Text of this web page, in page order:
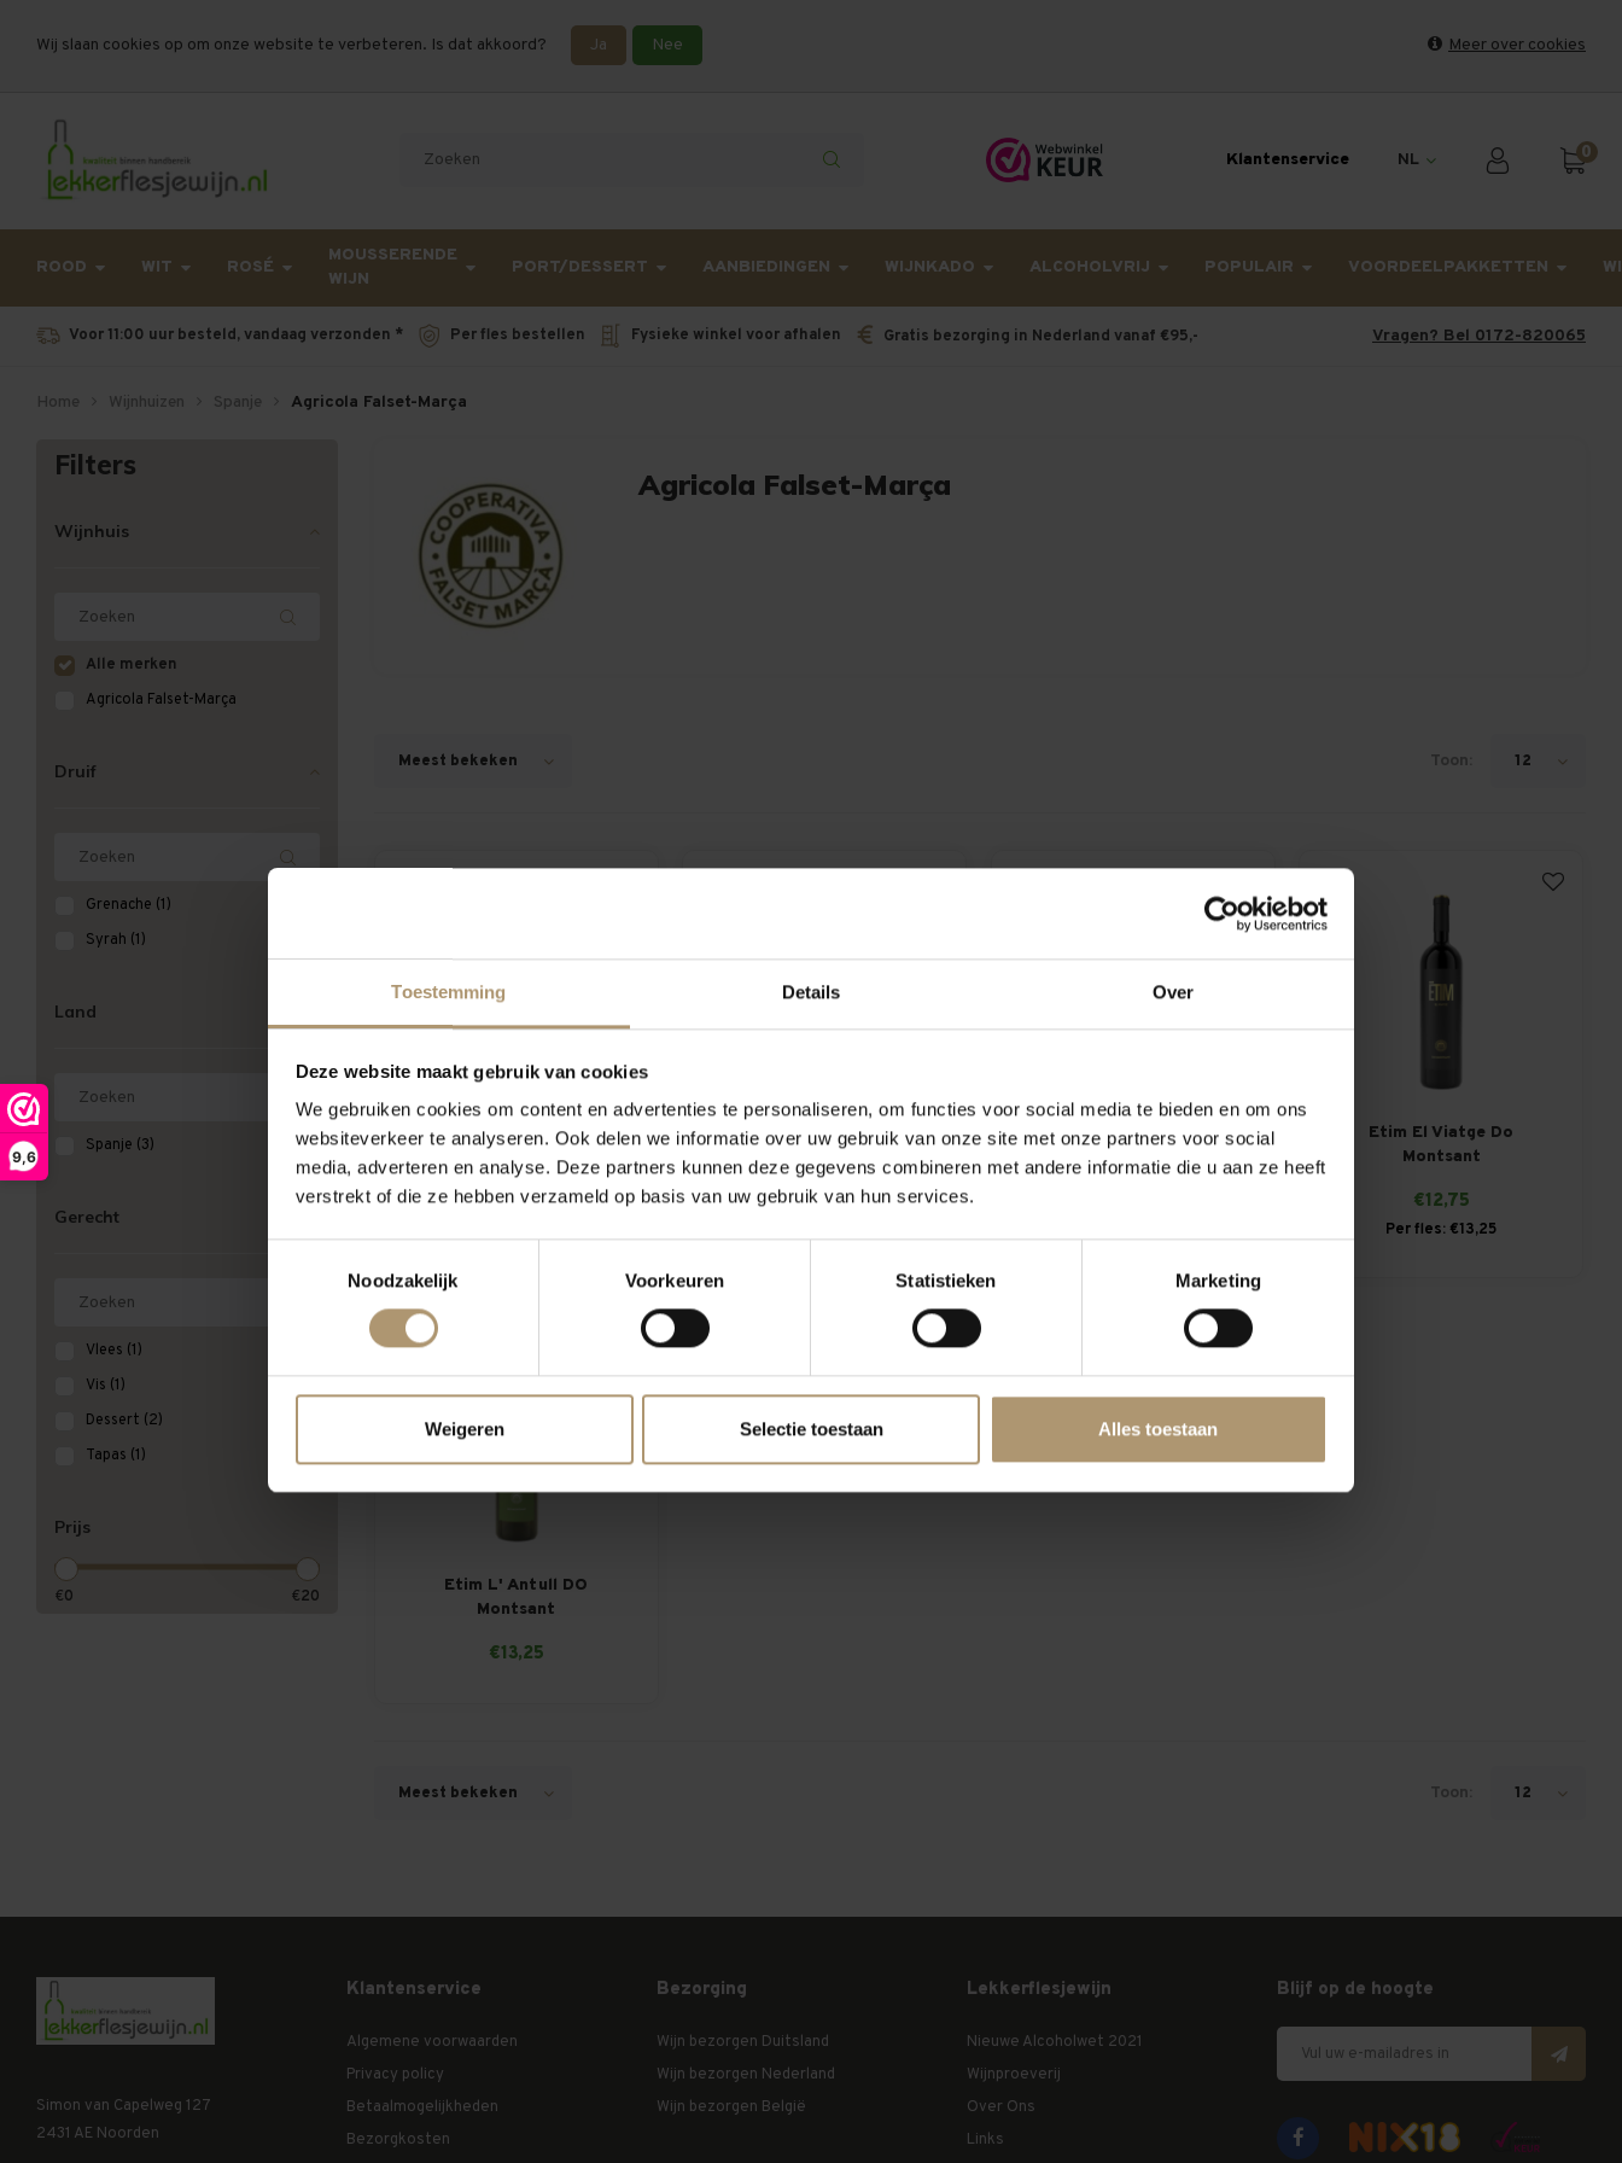
9,6
Toestemming Details Over
Deze website maakt gebruik van cookies
We gebruiken cookies om content en advertenties te personaliseren, om functies voor social media te bieden en om ons
websiteverkeer te analyseren. Ook delen we informatie over uw gebruik van onze site met onze partners voor social
media, adverteren en analyse. Deze partners kunnen deze gegevens combineren met andere informatie die u aan ze heeft
verstrekt of die ze hebben verzameld op basis van uw gebruik van hun services.
Noodzakelijk
Voorkeuren Statistieken Marketing
Weigeren Selectie toestaan Alles toestaan
Wij slaan cookies op om onze website te verbeteren. Is dat akkoord? Ja Nee
Meer over cookies
Let op, vanwege drukte bij PostNL kan uw bestelling langer onderweg zijn dan gebruikelijk - Bestellingen van het weekend en maandag worden dinsdag verzonden.
Klantenservice NL 0
ROOD WIT ROSÉ
MOUSSERENDE
WIJN
PORT/DESSERT AANBIEDINGEN WIJNKADO ALCOHOLVRIJ POPULAIR VOORDEELPAKKETTEN
Voor 11:00 uur besteld, vandaag verzonden * Per fles bestellen Fysieke winkel voor afhalen Gratis bezorging in Nederland vanaf €95,- Vragen? Bel 0172-820065
Home Wijnhuizen Spanje Agricola Falset-Marça
Filters
Wijnhuis
Alle merken
Agricola Falset-Marça
Druif
Grenache (1)
Syrah (1)
Land
Spanje (3)
Gerecht
Vlees (1)
Vis (1)
Dessert (2)
Tapas (1)
Prijs
€0 €20
Agricola Falset-Marça
Meest bekeken Toon: 12
Ètim Tardana Negra Ètim Tardana Blanca
Etim L' Origen Garnatxa
Do Montsant
Etim El Viatge Do
Montsant
€12,75
Per fles: €13,25
Etim L' Antull DO
Montsant
€13,25
Meest bekeken Toon: 12
Simon van Capelweg 127
2431 AE Noorden
Klantenservice
Algemene voorwaarden
Privacy policy
Betaalmogelijkheden
Bezorgkosten
Bezorging
Wijn bezorgen Duitsland
Wijn bezorgen Nederland
Wijn bezorgen België
Lekkerflesjewijn
Nieuwe Alcoholwet 2021
Wijnproeverij
Over Ons
Links
Blijf op de hoogte